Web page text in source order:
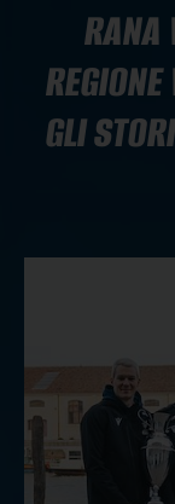
RANA
GLI